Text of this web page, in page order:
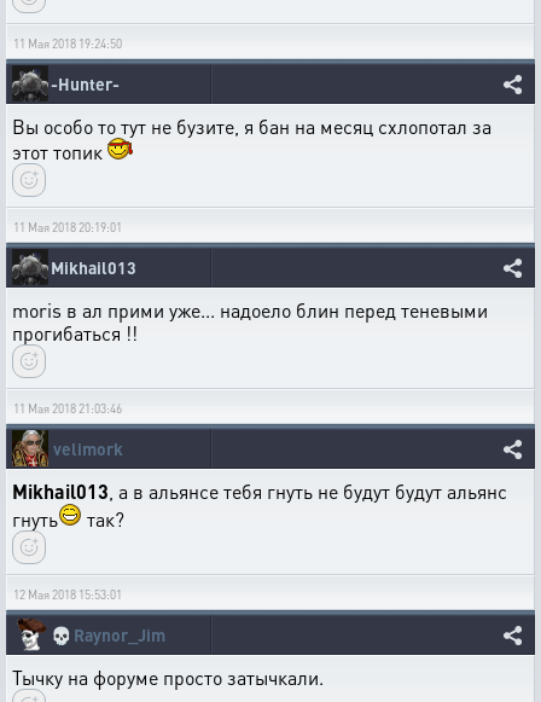
11 Мая 2018 19:24:50
-Hunter-
Вы особо то тут не бузите, я бан на месяц схлопотал за
этот топик
11 Мая 2018 20:19:01
Mikhail013
moris в ал прими уже... надоело блин перед теневыми
прогибаться !!
11 Мая 2018 21:03:46
velimork
Mikhail013 , а в альянсе тебя гнуть не будут будут альянс
гнуть
так?
12 Мая 2018 15:53:01
💀 Raynor_Jim
Тычку на форуме просто затычкали.